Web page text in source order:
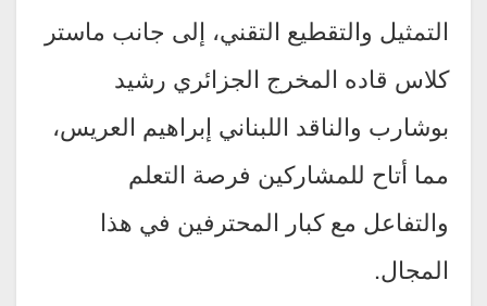
التمثيل والتقطيع التقني، إلى جانب ماستر
كلاس قاده المخرج الجزائري رشيد
بوشارب والناقد اللبناني إبراهيم العريس،
مما أتاح للمشاركين فرصة التعلم
والتفاعل مع كبار المحترفين في هذا
المجال.